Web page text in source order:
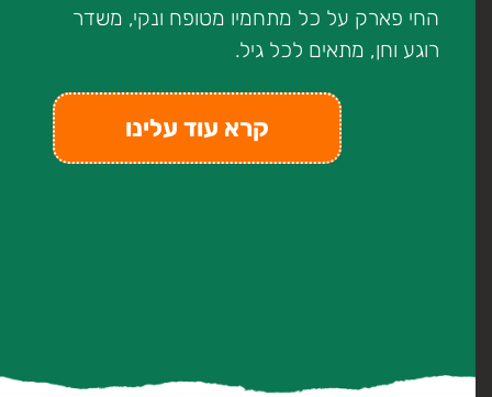
החי פארק על כל מתחמיו מטופח ונקי, משדר
רוגע וחן, מתאים לכל גיל.
קרא עוד עלינו